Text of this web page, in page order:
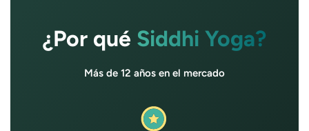
¿Por qué Siddhi Yoga?
Más de 12 años en el mercado